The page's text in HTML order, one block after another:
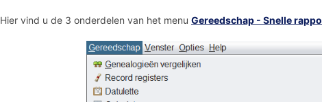
Hier vind u de 3 onderdelen van het menu Gereedschap - Snelle